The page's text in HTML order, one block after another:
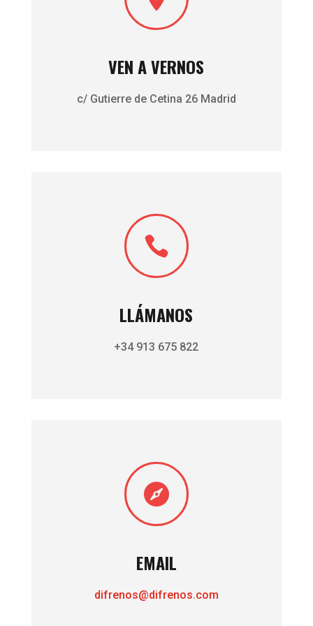
VEN A VERNOS
c/ Gutierre de Cetina 26 Madrid

LLÁMANOS
+34 913 675 822

EMAIL
difrenos@difrenos.com